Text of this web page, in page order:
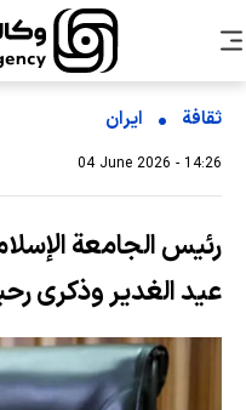
ثقافة ایران
04 June 2026 - 14:26
رئيس الجامعة
عيد الغدير وذكرى